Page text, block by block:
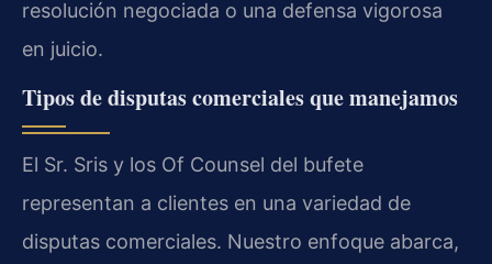
resolución negociada o una defensa vigorosa
en juicio.
Tipos de disputas comerciales que manejamos
El Sr. Sris y los Of Counsel del bufete
representan a clientes en una variedad de
disputas comerciales. Nuestro enfoque abarca,